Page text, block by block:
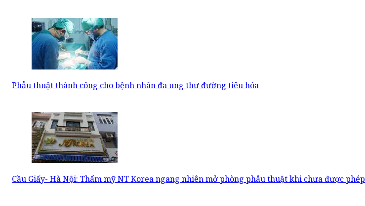
Phẫu thuật thành công cho bệnh nhân đa ung thư đường tiêu hóa
Cầu Giấy- Hà Nội: Thẩm mỹ NT Korea ngang nhiên mở phòng phẫu thuật khi chưa được phép